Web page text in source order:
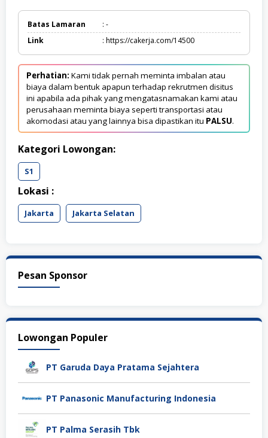
Batas Lamaran
: -
Link
: https://cakerja.com/14500
Perhatian: Kami tidak pernah meminta imbalan atau
biaya dalam bentuk apapun terhadap rekrutmen disitus
ini apabila ada pihak yang mengatasnamakan kami atau
perusahaan meminta biaya seperti transportasi atau
akomodasi atau yang lainnya bisa dipastikan itu PALSU.
Kategori Lowongan:
S1
Lokasi :
Jakarta Jakarta Selatan
Pesan Sponsor
Lowongan Populer
PT Garuda Daya Pratama Sejahtera
PT Panasonic Manufacturing Indonesia
PT Palma Serasih Tbk